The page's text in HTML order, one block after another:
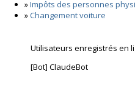
»Impôts des personnes
»Changement voiture
Utilisateurs enregistrés en
[Bot] ClaudeBot